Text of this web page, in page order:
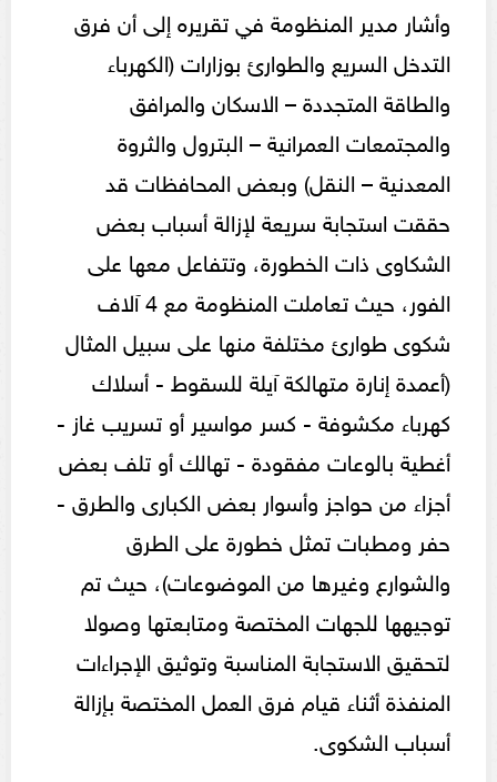
وأشار مدير المنظومة في تقريره إلى أن فرق
التدخل السريع والطوارئ بوزارات (الكهرباء
والطاقة المتجددة – الاسكان والمرافق
والمجتمعات العمرانية – البترول والثروة
المعدنية – النقل) وبعض المحافظات قد
حققت استجابة سريعة لإزالة أسباب بعض
الشكاوى ذات الخطورة، وتتفاعل معها على
الفور، حيث تعاملت المنظومة مع 4 آلاف
شكوى طوارئ مختلفة منها على سبيل المثال
(أعمدة إنارة متهالكة آيلة للسقوط - أسلاك
كهرباء مكشوفة - كسر مواسير أو تسريب غاز -
أغطية بالوعات مفقودة - تهالك أو تلف بعض
أجزاء من حواجز وأسوار بعض الكبارى والطرق -
حفر ومطبات تمثل خطورة على الطرق
والشوارع وغيرها من الموضوعات)، حيث تم
توجيهها للجهات المختصة ومتابعتها وصولا
لتحقيق الاستجابة المناسبة وتوثيق الإجراءات
المنفذة أثناء قيام فرق العمل المختصة بإزالة
أسباب الشكوى.